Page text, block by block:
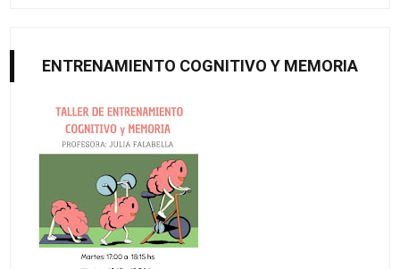
ENTRENAMIENTO COGNITIVO Y MEMORIA